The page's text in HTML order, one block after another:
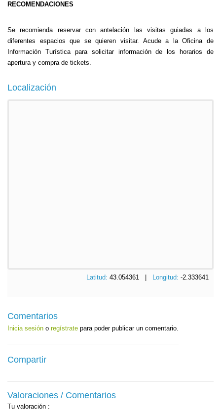
RECOMENDACIONES
Se recomienda reservar con antelación las visitas guiadas a los
diferentes espacios que se quieren visitar. Acude a
la Oficinade
Información Turística para solicitar información de los horarios de
apertura y compra de tickets.
Localización
Latitud: 43.054361 | Longitud: -2.333641
Comentarios
Inicia sesión o regístrate para poder publicar un comentario.
Compartir
Valoraciones / Comentarios
Tu valoración :